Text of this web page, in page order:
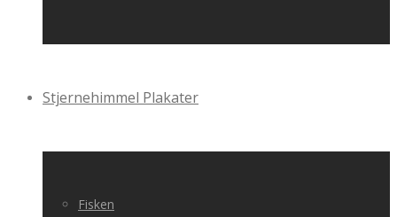
Stjernehimmel Plakater
Fisken